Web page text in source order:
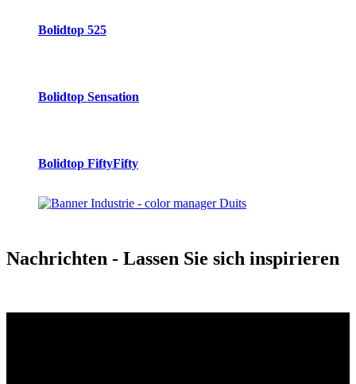
Bolidtop 525
Bolidtop Sensation
Bolidtop FiftyFifty
Nachrichten - Lassen Sie sich inspirieren